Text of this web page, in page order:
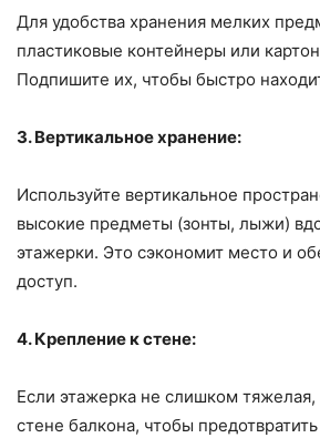
Для удобства хранения мелких
пластиковые контейнеры или
Подпишите их, чтобы быстро
3. Вертикальное хранение:
Используйте вертикальное
высокие предметы (зонты, лыжи)
этажерки. Это сэкономит место и
доступ.
4. Крепление к стене:
Если этажерка не слишком тяжелая,
стене балкона, чтобы